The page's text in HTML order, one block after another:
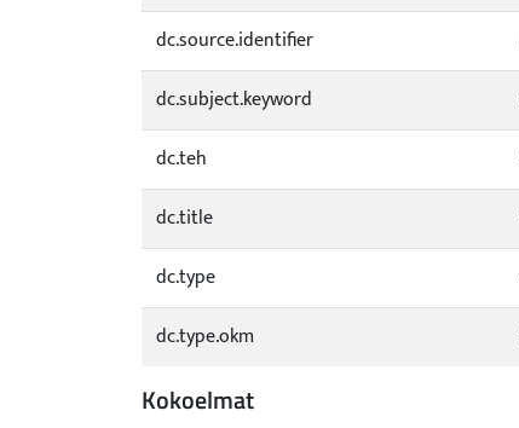
dc.source.identifier
dc.subject.keyword
dc.teh
dc.title
dc.type
dc.type.okm
Kokoelmat